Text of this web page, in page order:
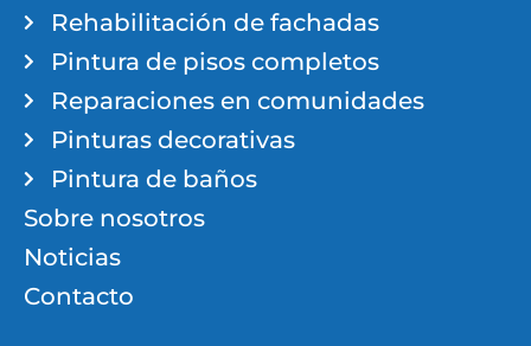
Rehabilitación de fachadas
Pintura de pisos completos
Reparaciones en comunidades
Pinturas decorativas
Pintura de baños
Sobre nosotros
Noticias
Contacto